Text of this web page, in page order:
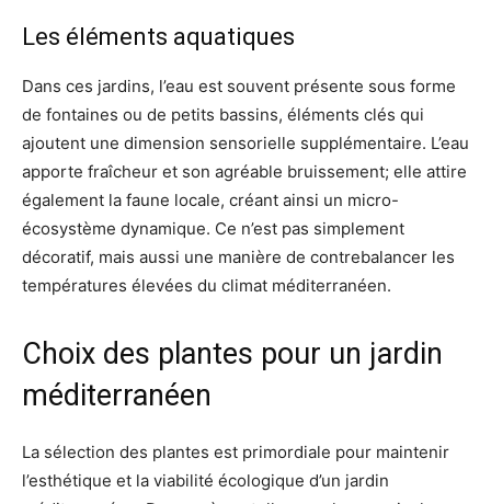
Les éléments aquatiques
Dans ces jardins, l’eau est souvent présente sous forme
de fontaines ou de petits bassins, éléments clés qui
ajoutent une dimension sensorielle supplémentaire. L’eau
apporte fraîcheur et son agréable bruissement; elle attire
également la faune locale, créant ainsi un micro-
écosystème dynamique. Ce n’est pas simplement
décoratif, mais aussi une manière de contrebalancer les
températures élevées du climat méditerranéen.
Choix des plantes pour un jardin
méditerranéen
La sélection des plantes est primordiale pour maintenir
l’esthétique et la viabilité écologique d’un jardin